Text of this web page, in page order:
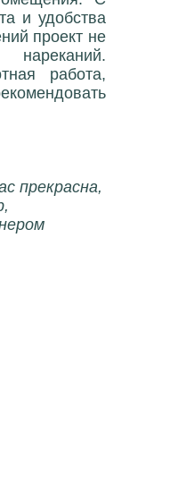
и удобства
проект не
работа,
прекрасна,